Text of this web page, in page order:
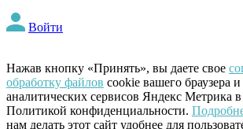
Войти
Нажав кнопку «Принять», вы даете свое
обработку файлов cookie вашего браузера
аналитических сервисов Яндекс Метрика в
Политикой конфиденциальности.
нам делать этот сайт удобнее для